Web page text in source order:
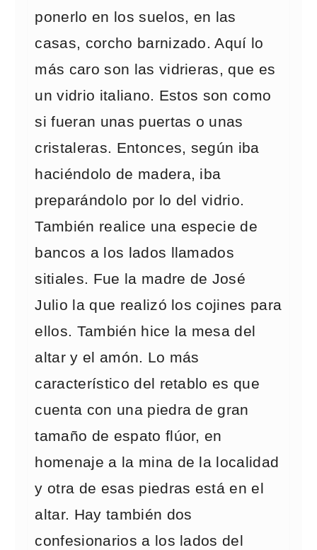
ponerlo en los suelos, en las
casas, corcho barnizado. Aquí lo
más caro son las vidrieras, que es
un vidrio italiano. Estos son como
si fueran unas puertas o unas
cristaleras. Entonces, según iba
haciéndolo de madera, iba
preparándolo por lo del vidrio.
También realice una especie de
bancos a los lados llamados
sitiales. Fue la madre de José
Julio la que realizó los cojines para
ellos. También hice la mesa del
altar y el amón. Lo más
característico del retablo es que
cuenta con una piedra de gran
tamaño de espato flúor, en
homenaje a la mina de la localidad
y otra de esas piedras está en el
altar. Hay también dos
confesionarios a los lados del